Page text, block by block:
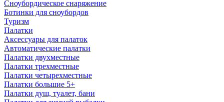
Сноубордическое снаряжение
Ботинки для сноубордов
Туризм
Палатки
Аксессуары для палаток
Автоматические палатки
Палатки двухместные
Палатки трехместные
Палатки четырехместные
Палатки большие 5+
Палатки душ, туалет, бани